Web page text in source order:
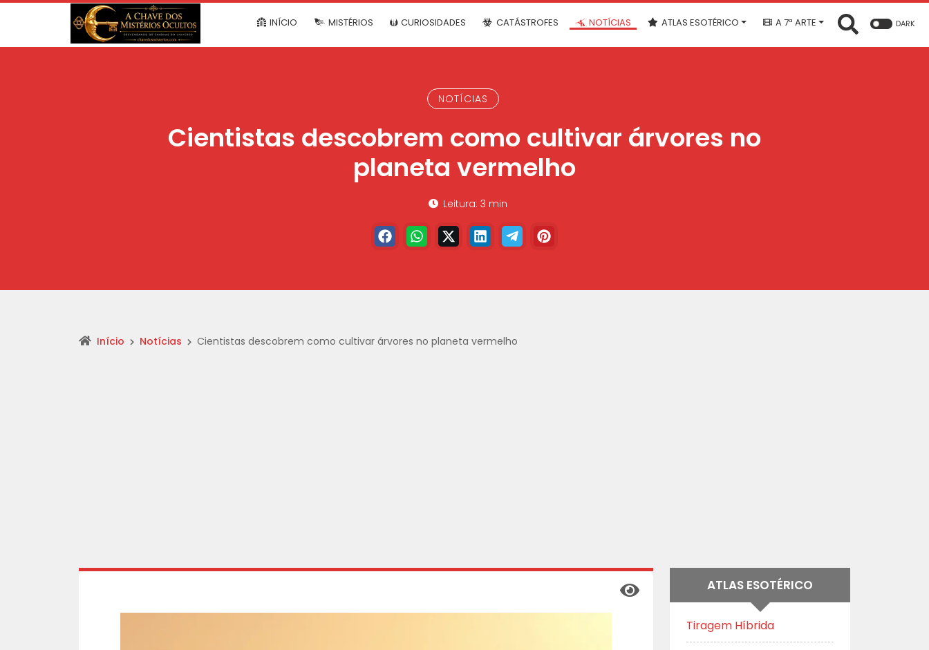
INÍCIO MISTÉRIOS CURIOSIDADES CATÁSTROFES NOTÍCIAS ATLAS ESOTÉRICO A 7ª ARTE DARK
NOTÍCIAS
Cientistas descobrem como cultivar árvores no
planeta vermelho
Leitura: 3 min
Início Notícias Cientistas descobrem como cultivar árvores no planeta vermelho
ATLAS ESOTÉRICO
Tiragem Híbrida